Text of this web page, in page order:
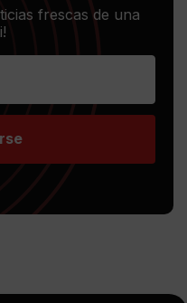
frescas de una